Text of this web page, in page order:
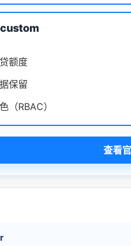
额度
保留
（RBAC）
查看